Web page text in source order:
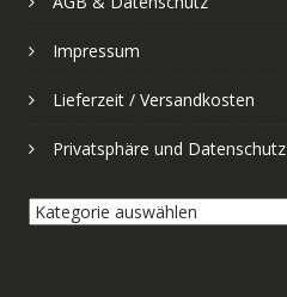
Impressum
Lieferzeit / Versandkosten
Privatsphäre und Datenschutz
Kategorie